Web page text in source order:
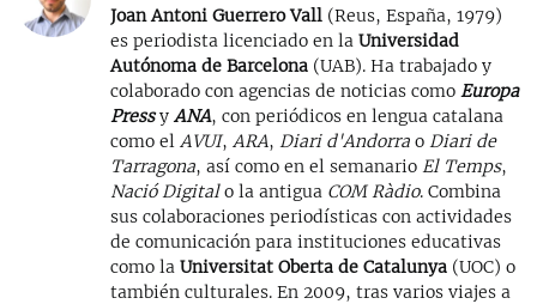
Joan Antoni Guerrero Vall (Reus, España, 1979)
es periodista licenciado en la Universidad
Autónoma de Barcelona (UAB). Ha trabajado y
colaborado con agencias de noticias como Europa
Pressy ANA, con periódicos en lengua catalana
como el AVUI, ARA, Diari d'Andorra o Diari de
Tarragona, así como en el semanario El Temps,
Nació Digitalo la antigua COM Ràdio. Combina
sus colaboraciones periodísticas con actividades
de comunicación para instituciones educativas
como la Universitat Oberta de Catalunya (UOC) o
también culturales. En 2009, tras varios viajes a